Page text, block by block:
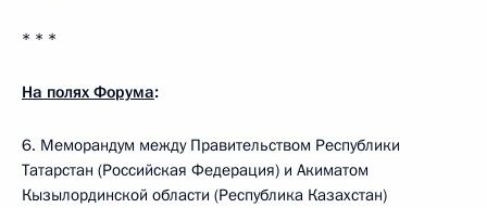
* * *
На полях Форума:
6. Меморандум между Правительством Республики
Татарстан (Российская Федерация) и Акиматом
Кызылординской области (Республика Казахстан)